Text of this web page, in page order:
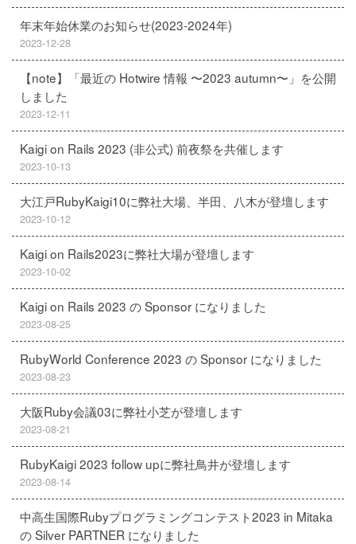
年末年始休業のお知らせ(2023-2024年)
2023-12-28
【note】「最近の Hotwire 情報 〜2023 autumn〜」を公開
しました
2023-12-11
Kaigi on Rails 2023 (非公式) 前夜祭を共催します
2023-10-13
大江戸RubyKaigi10に弊社大場、半田、八木が登壇します
2023-10-12
Kaigi on Rails2023に弊社大場が登壇します
2023-10-02
Kaigi on Rails 2023 の Sponsor になりました
2023-08-25
RubyWorld Conference 2023 の Sponsor になりました
2023-08-23
大阪Ruby会議03に弊社小芝が登壇します
2023-08-21
RubyKaigi 2023 follow upに弊社鳥井が登壇します
2023-08-14
中高生国際Rubyプログラミングコンテスト2023 in Mitaka
の Silver PARTNER になりました